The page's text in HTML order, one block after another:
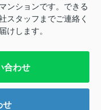
ンションです。できる
スタッフまでご連絡く
けします。
合わせ
せ